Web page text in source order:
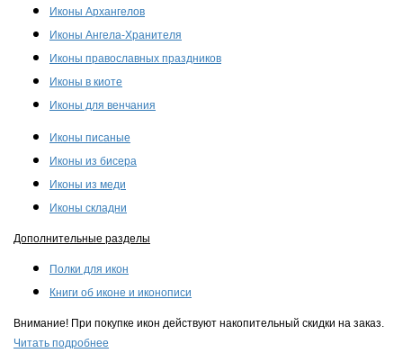
Иконы Архангелов
Иконы Ангела-Хранителя
Иконы православных праздников
Иконы в киоте
Иконы для венчания
Иконы писаные
Иконы из бисера
Иконы из меди
Иконы складни
Дополнительные разделы
Полки для икон
Книги об иконе и иконописи
Внимание! При покупке икон действуют накопительный скидки на заказ.
Читать подробнее